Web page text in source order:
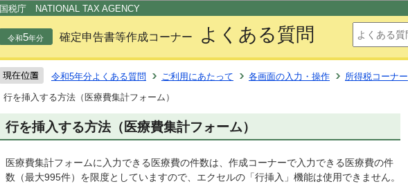
国税庁 NATIONAL TAX AGENCY
令和5年分 確定申告書等作成コーナー よくある質問
令和5年分よくある質問 ご利用にあたって 各画面の入力・操作 所得税コーナー
行を挿入する方法（医療費集計フォーム）
行を挿入する方法（医療費集計フォーム）
医療費集計フォームに入力できる医療費の件数は、作成コーナーで入力できる医療費の件
数（最大995件）を限度としていますので、エクセルの「行挿入」機能は使用できません。